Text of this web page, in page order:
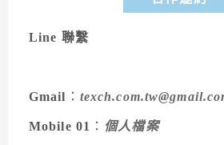
Line 聯繫
Gmail ：
Mobile 01 ： 個人檔案